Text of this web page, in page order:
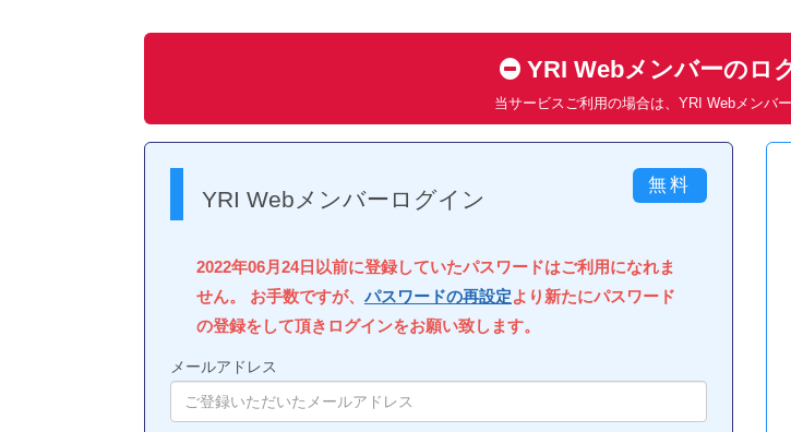
YRI Webメンバーのロ
当サービスご利用の場合は、YRI Webメンバ
YRI Webメンバーログイン
2022年06月24日以前に登録していたパスワードはご利用になれま
せん。 お手数ですが、 パスワードの再設定より新たにパスワード
の登録をして頂きログインをお願い致します。
メールアドレス